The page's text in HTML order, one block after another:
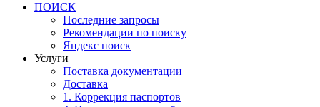
ПОИСК
Последние запросы
Рекомендации по поиску
Яндекс поиск
Услуги
Поставка документации
Доставка
1. Коррекция паспортов